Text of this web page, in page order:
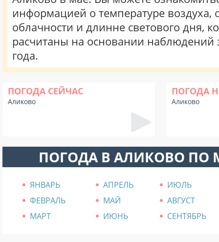
информацией о температуре воздуха,
облачности и длинне светового дня,
расчитаны на основании наблюдений
года.
ПОГОДА СЕЙЧАС
Аликово
ПОГОДА
Аликово
ПОГОДА В АЛИКОВО ПО
ЯНВАРЬ АПРЕЛЬ
ИЮЛЬ
ФЕВРАЛЬ
МАЙ
АВГУСТ
МАРТ
ИЮНЬ СЕНТЯБРЬ